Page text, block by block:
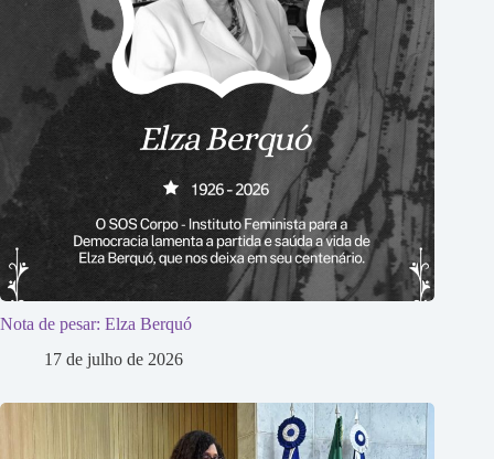
Nota de pesar: Elza Berquó
17 de julho de 2026